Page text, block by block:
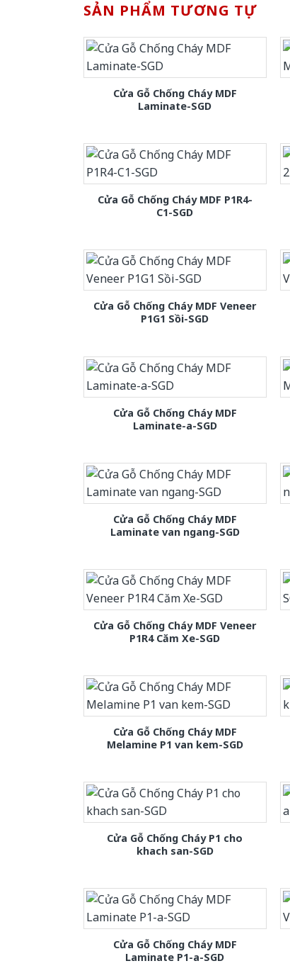
SẢN PHẨM TƯƠNG TỰ
Cửa Gỗ Chống Cháy MDF
Laminate-SGD
Cửa Gỗ Chống Cháy MDF P1R4-
C1-SGD
Cửa Gỗ Chống Cháy MDF Veneer
P1G1 Sồi-SGD
Cửa Gỗ Chống Cháy MDF
Laminate-a-SGD
Cửa Gỗ Chống Cháy MDF
Laminate van ngang-SGD
Cửa Gỗ Chống Cháy MDF Veneer
P1R4 Căm Xe-SGD
Cửa Gỗ Chống Cháy MDF
Melamine P1 van kem-SGD
Cửa Gỗ Chống Cháy P1 cho
khach san-SGD
Cửa Gỗ Chống Cháy MDF
Laminate P1-a-SGD